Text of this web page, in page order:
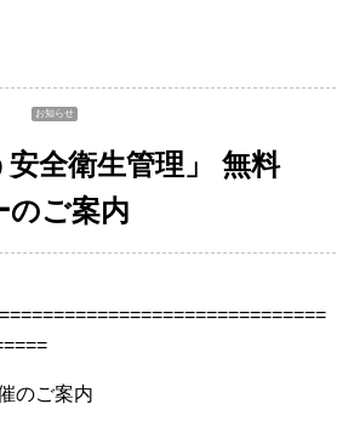
お知らせ
安全衛生管理」 無料
のご案内
のご案内